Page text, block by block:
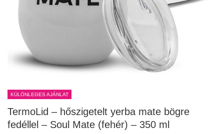
KÜLÖNLEGES AJÁNLAT
TermoLid – hőszigetelt yerba mate bögre
fedéllel – Soul Mate (fehér) – 350 ml